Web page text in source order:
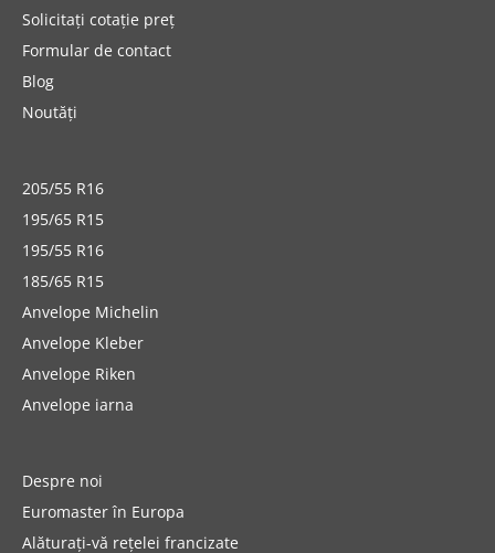
Solicitați cotație preț
Formular de contact
Blog
Noutăți
205/55 R16
195/65 R15
195/55 R16
185/65 R15
Anvelope Michelin
Anvelope Kleber
Anvelope Riken
Anvelope iarna
Despre noi
Euromaster în Europa
Alăturați-vă rețelei francizate